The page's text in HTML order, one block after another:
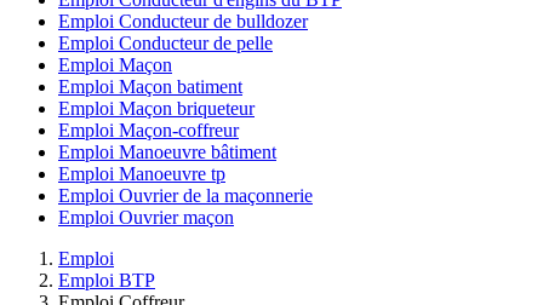
Emploi Conducteur de bulldozer
Emploi Conducteur de pelle
Emploi Maçon
Emploi Maçon batiment
Emploi Maçon briqueteur
Emploi Maçon-coffreur
Emploi Manoeuvre bâtiment
Emploi Manoeuvre tp
Emploi Ouvrier de la maçonnerie
Emploi Ouvrier maçon
Emploi
Emploi BTP